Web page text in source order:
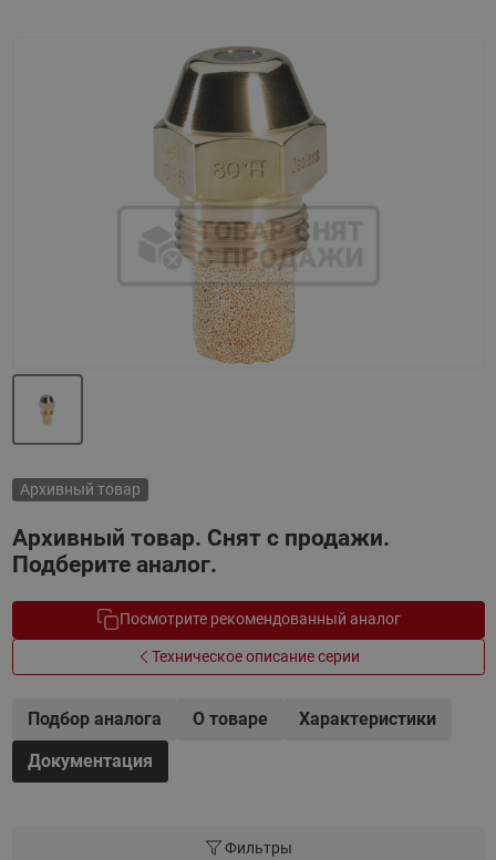
Архивный товар
Архивный товар. Снят с продажи.
Подберите аналог.
Посмотрите рекомендованный аналог
Техническое описание серии
Подбор аналога О товаре
Характеристики
Документация
Фильтры